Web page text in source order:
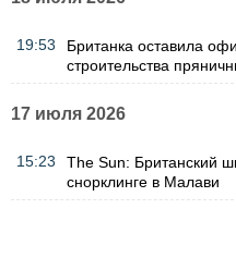
19:53
Британка оставила
строительства
17 июля 2026
15:23
The Sun: Британский
снорклинге в Малави